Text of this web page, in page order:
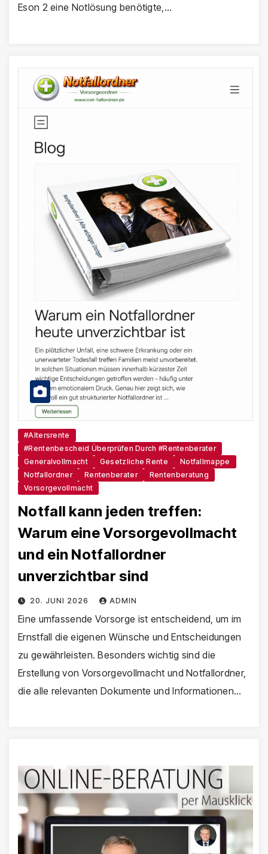
Eson 2 eine Notlösung benötigte,…
#Altersrente
#Rentenbescheid Überprüfen Durch #Rentenberater
Generalvollmacht
Gesetzliche Rente
Notfallmappe
Notfallordner
Rentenberater
Rentenberatung
Vorsorgevollmacht
Notfall kann jeden treffen:
Warum eine Vorsorgevollmacht
und ein Notfallordner
unverzichtbar sind
20. JUNI 2026 ADMIN
Eine umfassende Vorsorge ist entscheidend, um im
Ernstfall die eigenen Wünsche und Entscheidungen
zu gewährleisten. Besonders wichtig sind die
Erstellung von Vorsorgevollmacht und Notfallordner,
die alle relevanten Dokumente und Informationen…